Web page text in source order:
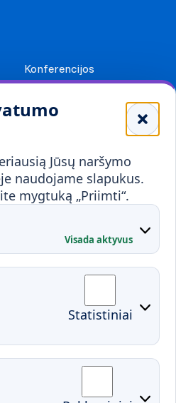
Jūsų naršymo
naudojame slapukus.
mygtuką „Priimti“.
Visada aktyvus
Statistiniai
Konferencijos
Karjera
Studentų atstovybė